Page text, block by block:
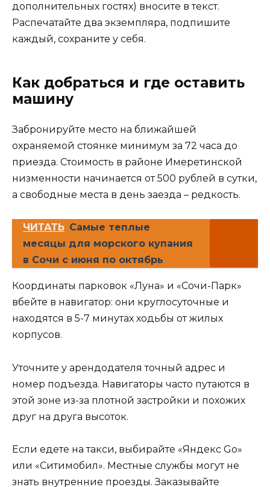
дополнительных гостях) вносите в текст.
Распечатайте два экземпляра, подпишите
каждый, сохраните у себя.
Как добраться и где оставить
машину
Забронируйте место на ближайшей
охраняемой стоянке минимум за 72 часа до
приезда. Стоимость в районе Имеретинской
низменности начинается от 500 рублей в сутки,
а свободные места в день заезда – редкость.
ЧИТАТЬ Самые теплые
месяцы для морского купания
в Сочи с июня по октябрь
Координаты парковок «Луна» и «Сочи-Парк»
вбейте в навигатор: они круглосуточные и
находятся в 5-7 минутах ходьбы от жилых
корпусов.
Уточните у арендодателя точный адрес и
номер подъезда. Навигаторы часто путаются в
этой зоне из-за плотной застройки и похожих
друг на друга высоток.
Если едете на такси, выбирайте «Яндекс Go»
или «Ситимобил». Местные службы могут не
знать внутренние проезды. Заказывайте